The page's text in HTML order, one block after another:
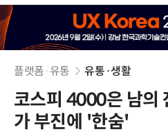
플랫폼·유통 유통·생활
코스피 4000은 남
가 부진에 '한숨'